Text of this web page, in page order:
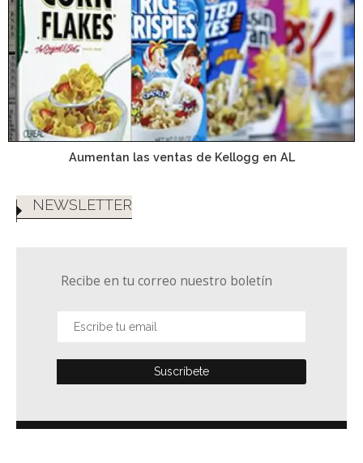
Aumentan las ventas de Kellogg en AL
NEWSLETTER
Recibe en tu correo nuestro boletín